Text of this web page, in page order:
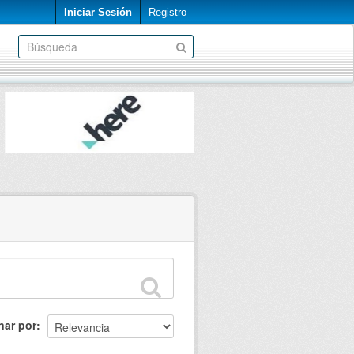
Iniciar Sesión Registro
por